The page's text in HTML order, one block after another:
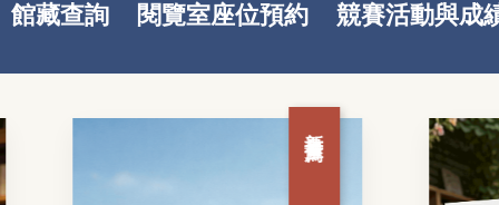
館藏查詢 閱覽室座位預約 競賽活動與成